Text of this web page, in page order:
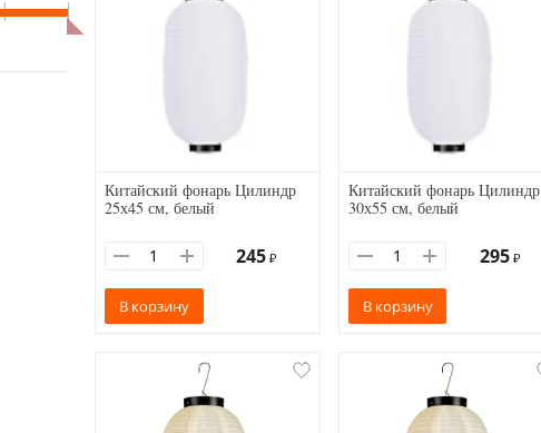
Китайский фонарь Цилиндр
25х45 см, белый
245 ₽
В корзину
Китайский фонарь Цилиндр
30х55 см, белый
295 ₽
В корзину